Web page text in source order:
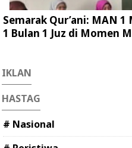
Semarak Qur’ani: MAN
1 Bulan 1 Juz di Momen
IKLAN
HASTAG
# Nasional